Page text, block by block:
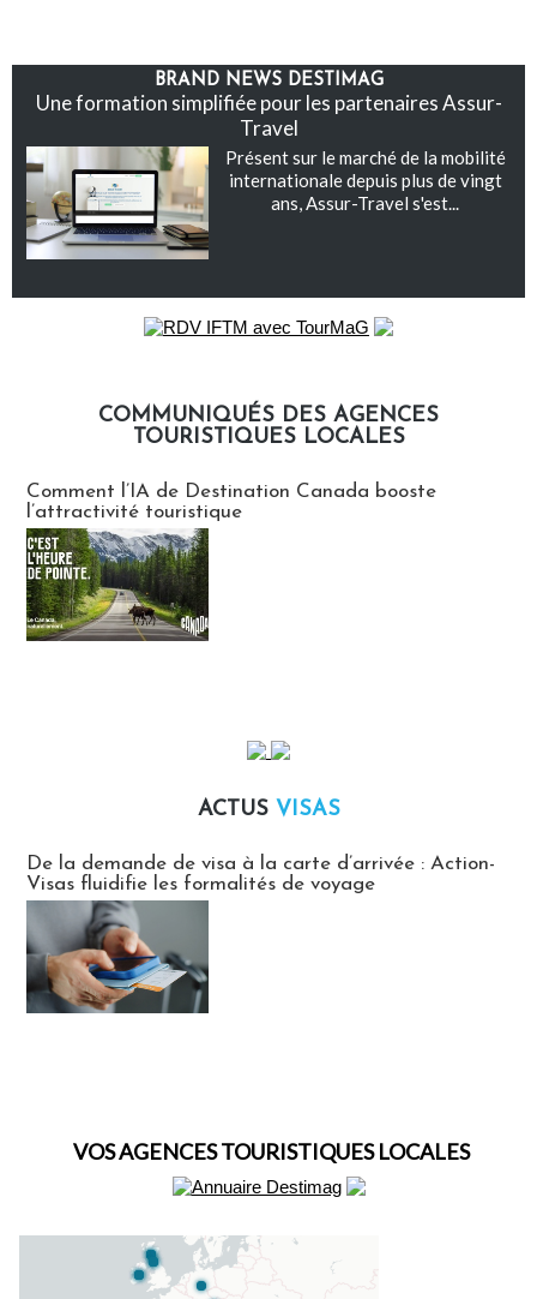
BRAND NEWS DESTIMAG
Une formation simplifiée pour les partenaires Assur-
Travel
Présent sur le marché de la mobilité
internationale depuis plus de vingt
ans, Assur-Travel s'est...
COMMUNIQUÉS DES AGENCES
TOURISTIQUES LOCALES
Comment l’IA de Destination Canada booste
l’attractivité touristique
ACTUS VISAS
De la demande de visa à la carte d’arrivée : Action-
Visas fluidifie les formalités de voyage
VOS AGENCES TOURISTIQUES LOCALES